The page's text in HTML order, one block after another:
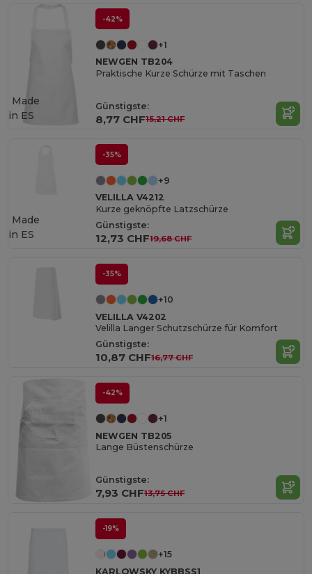
-42%
+1
NEWGEN TB204
Praktische Kurze Schürze mit Taschen
Günstigste:
8,77 CHF15,21 CHF
Made
in ES
-35%
+9
VELILLA V4212
Kurze geknöpfte Latzschürze
Günstigste:
12,73 CHF19,68 CHF
Made
in ES
-35%
+10
VELILLA V4202
Velilla Langer Schutzschürze für Komfort
Günstigste:
10,87 CHF16,77 CHF
-42%
+1
NEWGEN TB205
Lange Büstenschürze
Günstigste:
7,93 CHF13,75 CHF
-19%
+15
KARLOWSKY KYBBSS1